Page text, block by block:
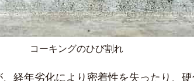
コーキングのひび割れ
経年劣化により密着性を失ったり、